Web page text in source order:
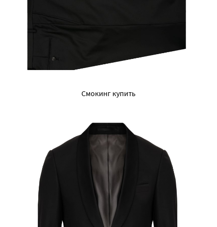
Смокинг купить